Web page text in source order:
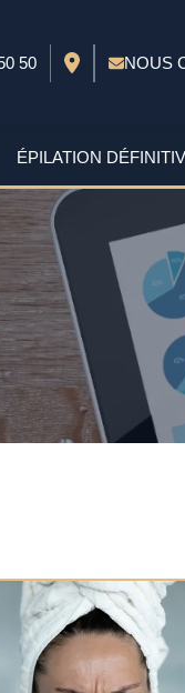
50 NOUS
ÉPILATION